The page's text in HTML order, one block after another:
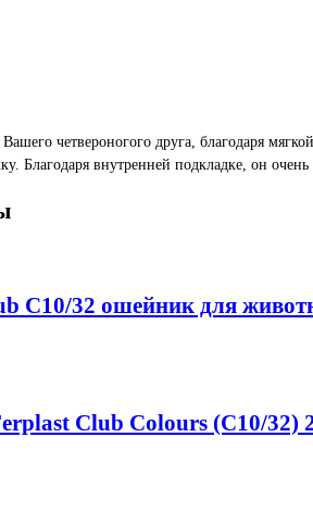
четвероногого друга, благодаря
Благодаря внутренней подкладке, он
C10/32 ошейник для
Club Colours (C10/32)